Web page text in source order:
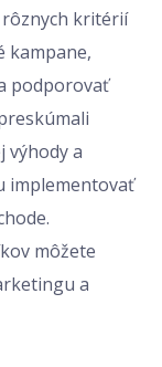
rôznych kritérií
kampane,
podporovať
výhody a
implementovať
môžete
a